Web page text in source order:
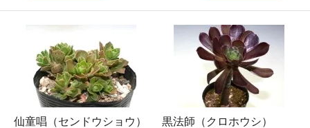
仙童唱（センドウショウ）
黒法師（クロホウシ）